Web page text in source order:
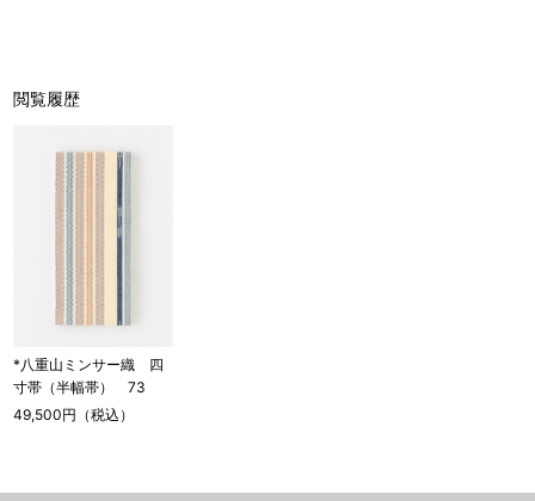
閲覧履歴
*八重山ミンサー織 四
寸帯（半幅帯） 73
49,500円（税込）